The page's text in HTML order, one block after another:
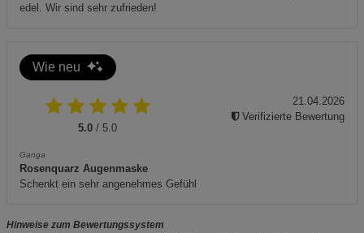
edel. Wir sind sehr zufrieden!
Wie neu
5.0 / 5.0
Ganga
Rosenquarz Augenmaske
Schenkt ein sehr angenehmes Gefühl
21.04.2026
Verifizierte Bewertung
Hinweise zum Bewertungssystem